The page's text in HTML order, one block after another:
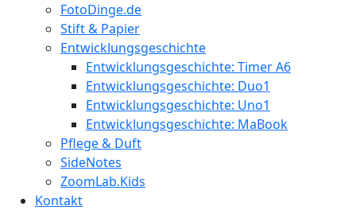
FotoDinge.de
Stift & Papier
Entwicklungsgeschichte
Entwicklungsgeschichte: Timer A6
Entwicklungsgeschichte: Duo1
Entwicklungsgeschichte: Uno1
Entwicklungsgeschichte: MaBook
Pflege & Duft
SideNotes
ZoomLab.Kids
Kontakt